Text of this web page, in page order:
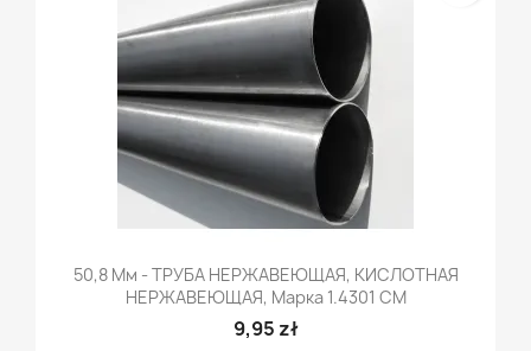
50,8 Мм - ТРУБА НЕРЖАВЕЮЩАЯ, КИСЛОТНАЯ
НЕРЖАВЕЮЩАЯ, Марка 1.4301 CM
9,95 zł